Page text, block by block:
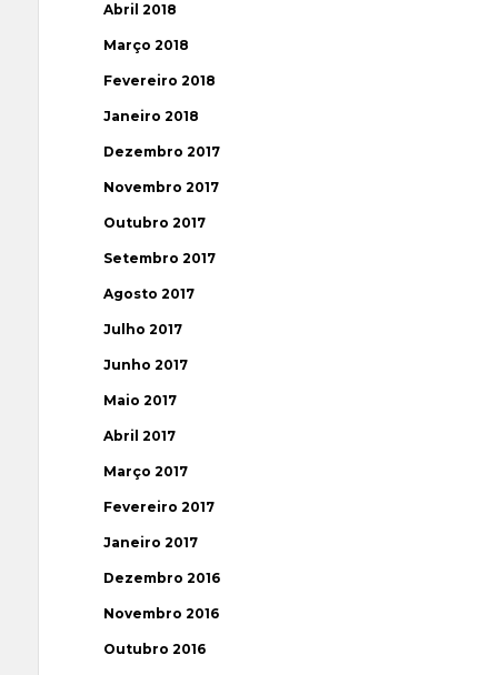
Abril 2018
Março 2018
Fevereiro 2018
Janeiro 2018
Dezembro 2017
Novembro 2017
Outubro 2017
Setembro 2017
Agosto 2017
Julho 2017
Junho 2017
Maio 2017
Abril 2017
Março 2017
Fevereiro 2017
Janeiro 2017
Dezembro 2016
Novembro 2016
Outubro 2016